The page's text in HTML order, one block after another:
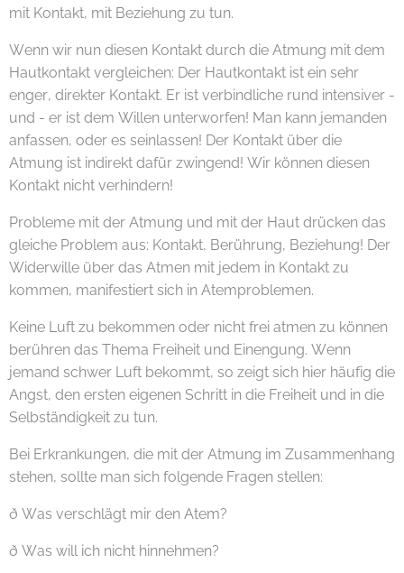
mit Kontakt, mit Beziehung zu tun.
Wenn wir nun diesen Kontakt durch die Atmung mit dem
Hautkontakt vergleichen: Der Hautkontakt ist ein sehr
enger, direkter Kontakt. Er ist verbindliche rund intensiver -
und - er ist dem Willen unterworfen! Man kann jemanden
anfassen, oder es seinlassen! Der Kontakt über die
Atmung ist indirekt dafür zwingend! Wir können diesen
Kontakt nicht verhindern!
Probleme mit der Atmung und mit der Haut drücken das
gleiche Problem aus: Kontakt, Berührung, Beziehung! Der
Widerwille über das Atmen mit jedem in Kontakt zu
kommen, manifestiert sich in Atemproblemen.
Keine Luft zu bekommen oder nicht frei atmen zu können
berühren das Thema Freiheit und Einengung. Wenn
jemand schwer Luft bekommt, so zeigt sich hier häufig die
Angst, den ersten eigenen Schritt in die Freiheit und in die
Selbständigkeit zu tun.
Bei Erkrankungen, die mit der Atmung im Zusammenhang
stehen, sollte man sich folgende Fragen stellen:
ð Was verschlägt mir den Atem?
ð Was will ich nicht hinnehmen?